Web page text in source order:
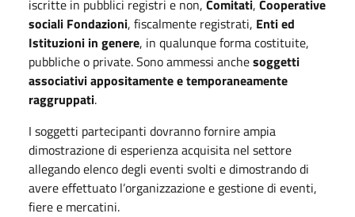
iscritte in pubblici registri e non, Comitati, Cooperative
sociali Fondazioni, fiscalmente registrati, Enti ed
Istituzioni in genere, in qualunque forma costituite,
pubbliche o private. Sono ammessi anchesoggetti
associativi appositamente e temporaneamente
raggruppati.
I soggetti partecipanti dovranno fornire ampia
dimostrazione di esperienza acquisita nel settore
allegando elenco degli eventi svolti e dimostrando di
avere effettuato l’organizzazione e gestione di eventi,
fiere e mercatini.